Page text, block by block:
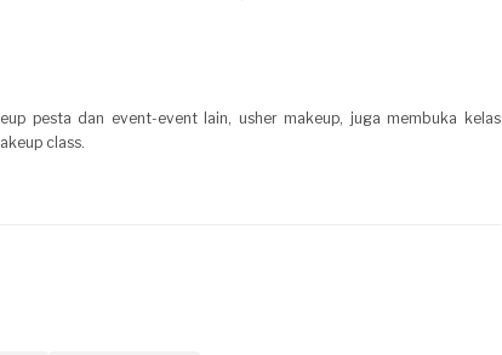
pesta dan event-event lain, usher makeup, juga membuka kelas
class.